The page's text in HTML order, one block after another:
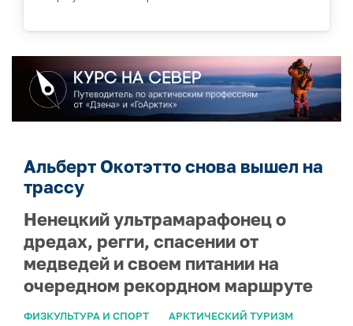
Альберт Окотэтто снова вышел на
трассу
Ненецкий ультрамарафонец о
дредах, регги, спасении от
медведей и своем питании на
очередном рекордном маршруте
ФИЗКУЛЬТУРА И СПОРТ
АРКТИЧЕСКИЙ ТУРИЗМ